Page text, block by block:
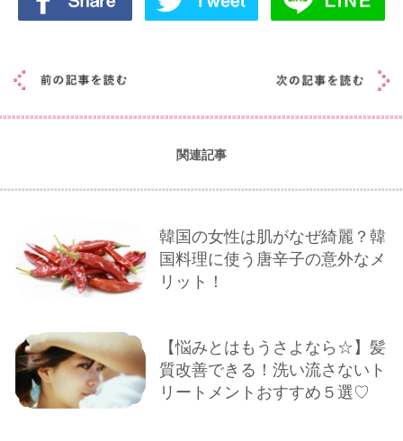
関連記事
韓国の女性は肌がなぜ綺麗？韓
国料理に使う唐辛子の意外なメ
リット！
【悩みとはもうさよなら☆】髪
質改善できる！洗い流さないト
リートメントおすすめ５選♡